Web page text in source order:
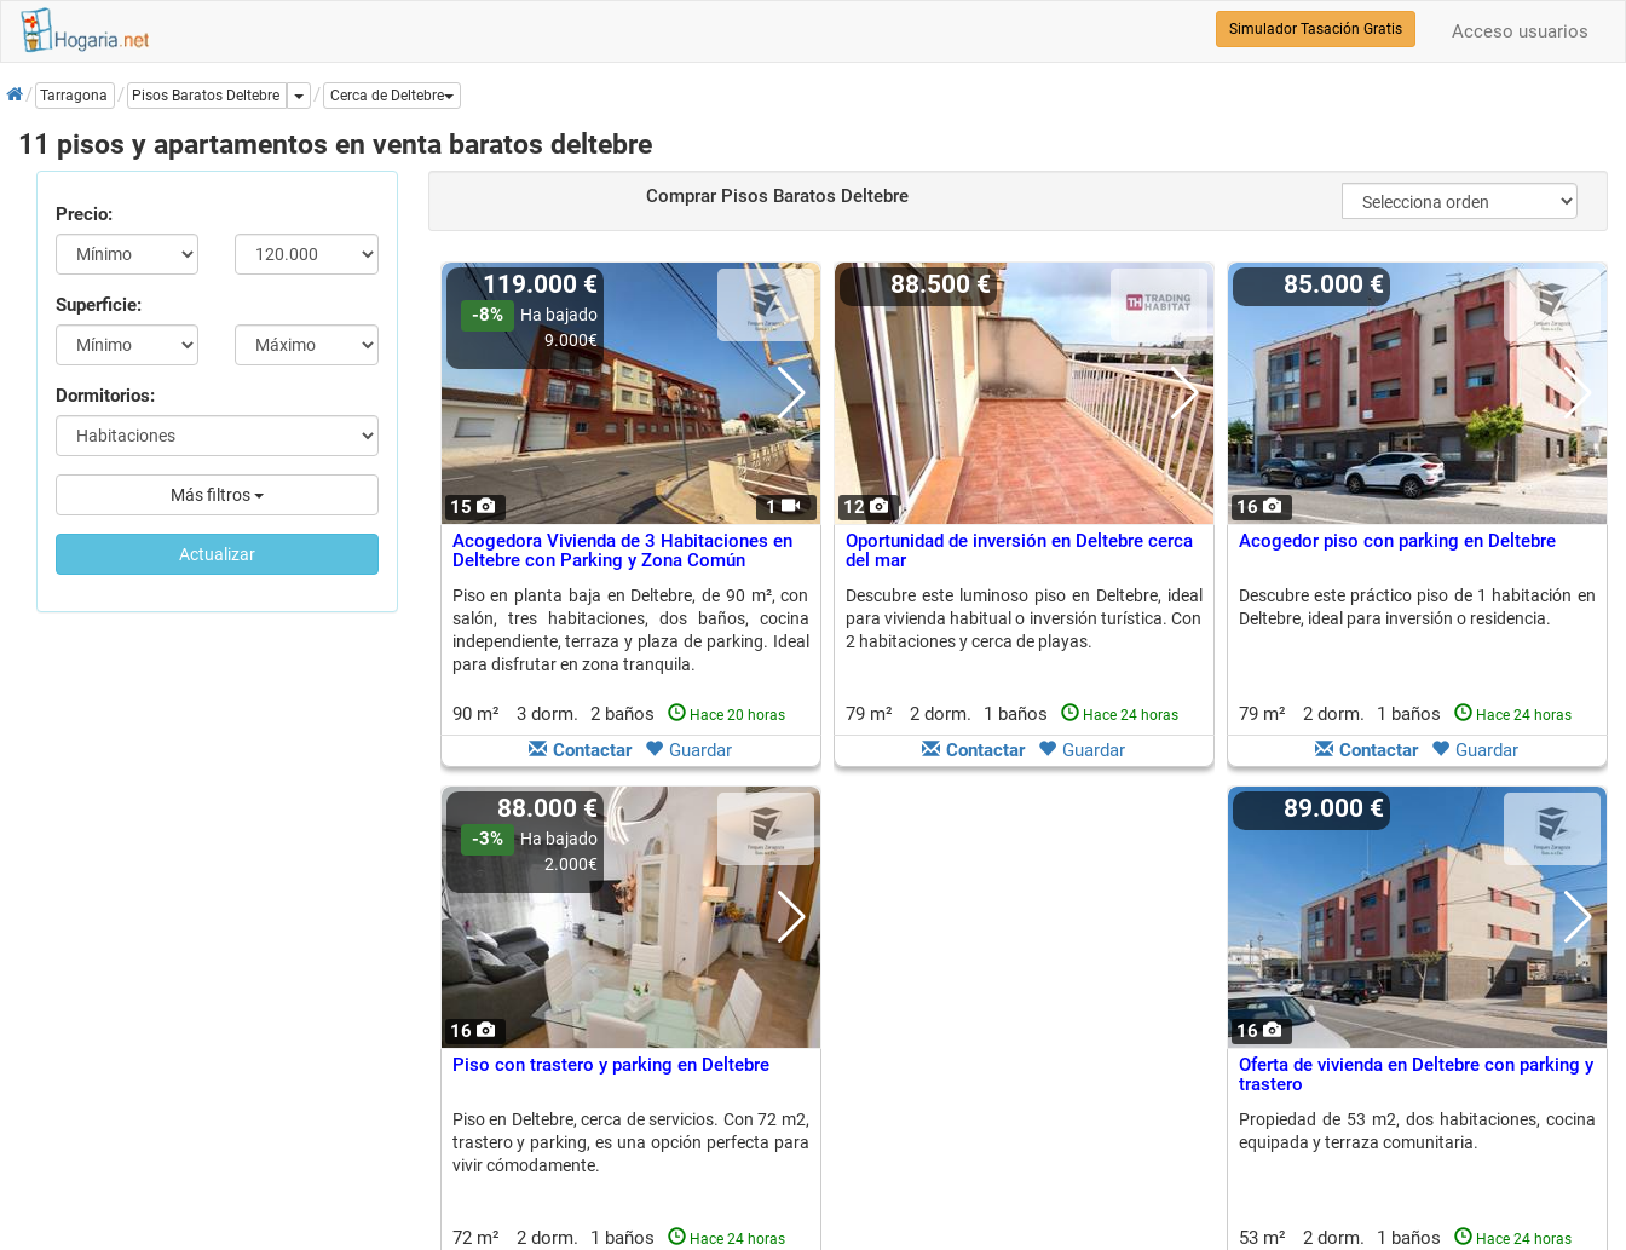
Acceso usuarios
Simulador Tasación Gratis
InicioTarragona Pisos Baratos Deltebre Dropdown
Cerca de Deltebre
11 pisos y apartamentos en venta baratos deltebre
Precio:
Superficie:
Dormitorios:
Más filtros
Actualizar
Comprar Pisos Baratos Deltebre
15 1
119.000 €
-8%
Ha bajado
9.000€
Acogedora Vivienda de 3 Habitaciones en
Deltebre con Parking y Zona Común
Piso en planta baja en Deltebre, de 90 m², con
salón, tres habitaciones, dos baños, cocina
independiente, terraza y plaza de parking. Ideal
para disfrutar en zona tranquila.
90 m² 3 dorm. 2 baños Hace 20 horas
Contactar Guardar
12
88.500 €
Oportunidad de inversión en Deltebre cerca
del mar
Descubre este luminoso piso en Deltebre, ideal
para vivienda habitual o inversión turística. Con
2 habitaciones y cerca de playas.
79 m² 2 dorm. 1 baños Hace 24 horas
Contactar Guardar
16
85.000 €
Acogedor piso con parking en Deltebre
Descubre este práctico piso de 1 habitación en
Deltebre, ideal para inversión o residencia.
79 m² 2 dorm. 1 baños Hace 24 horas
Contactar Guardar
16
88.000 €
-3%
Ha bajado
2.000€
Piso con trastero y parking en Deltebre
Piso en Deltebre, cerca de servicios. Con 72 m2,
trastero y parking, es una opción perfecta para
vivir cómodamente.
72 m² 2 dorm. 1 baños Hace 24 horas
16
89.000 €
Oferta de vivienda en Deltebre con parking y
trastero
Propiedad de 53 m2, dos habitaciones, cocina
equipada y terraza comunitaria.
53 m² 2 dorm. 1 baños Hace 24 horas